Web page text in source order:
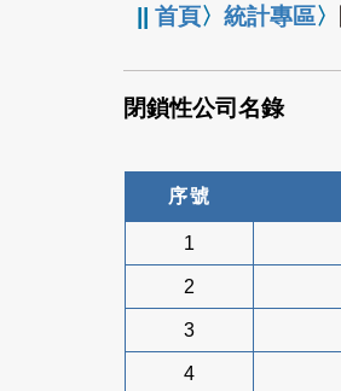
||首頁〉統計專區〉
閉鎖性公司名錄
序號
1
2
3
4